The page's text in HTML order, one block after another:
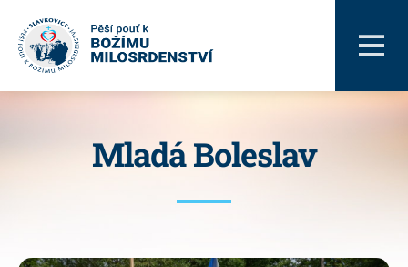
Mladá Boleslav